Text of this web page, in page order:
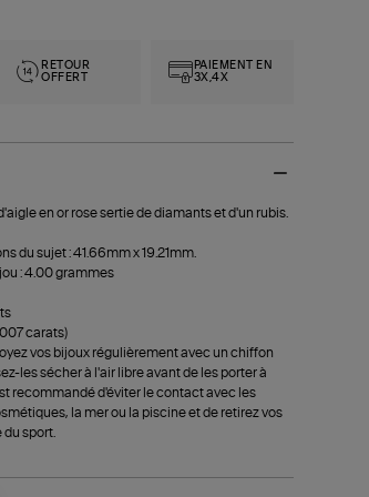
RETOUR
OFFERT
PAIEMENT EN
3X,4X
en or rose sertie de diamants et d'un rubis.
du sujet : 41.66mm x 19.21mm.
: 4.00 grammes
carats)
vos bijoux régulièrement avec un chiffon
les sécher à l'air libre avant de les porter à
recommandé d'éviter le contact avec les
la mer ou la piscine et de retirez vos
sport.